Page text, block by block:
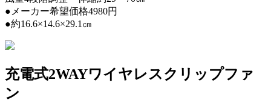
●メーカー希望価格4980円
●約16.6×14.6×29.1㎝
充電式2WAYワイヤレスクリップファ
ン